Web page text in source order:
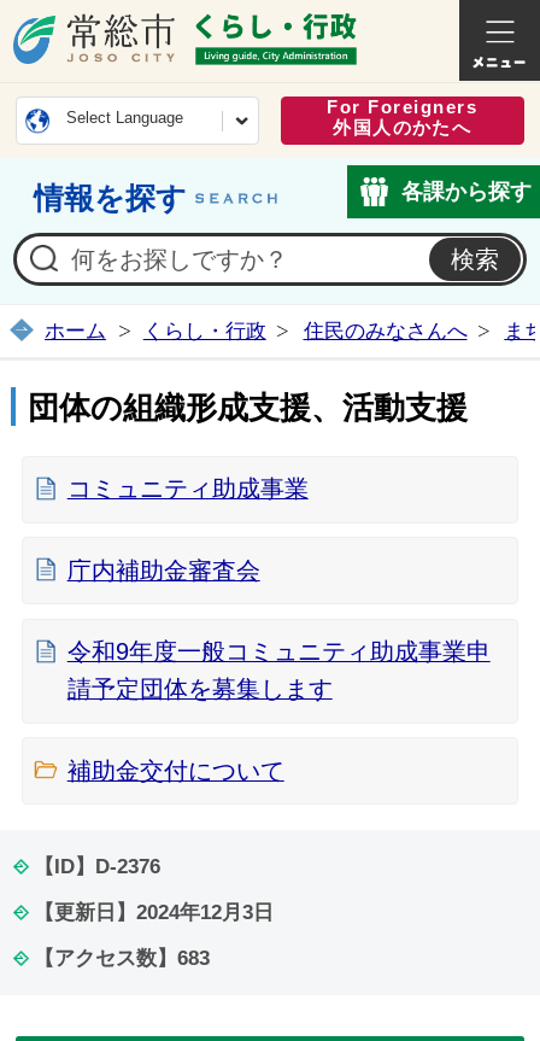
常総市公式ホームページ
くらし
Select Language
For Foreigners
外国人のかたへ
情報を探す 各課から探す
ホーム くらし・行政 住民のみなさんへ ま
団体の組織形成支援、活動支援
コミュニティ助成事業
庁内補助金審査会
令和9年度一般コミュニティ助成事業申
請予定団体を募集します
補助金交付について
【ID】 D-2376
【更新日】 2024年12月3日
【アクセス数】 683